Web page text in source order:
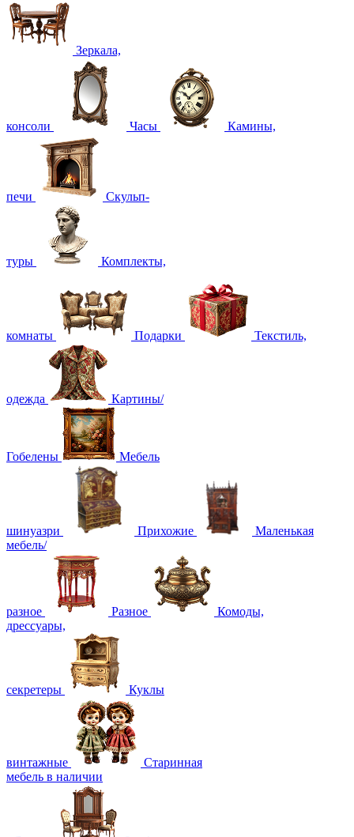
Зеркала,
консоли Часы Камины,
печи Скульп-
туры Комплекты,
комнаты Подарки Текстиль,
одежда Картины/
Гобелены Мебель
шинуазри Прихожие
Маленькая
мебель/
разное Разное
Комоды,
дрессуары,
секретеры Куклы
винтажные
Старинная
мебель в наличии